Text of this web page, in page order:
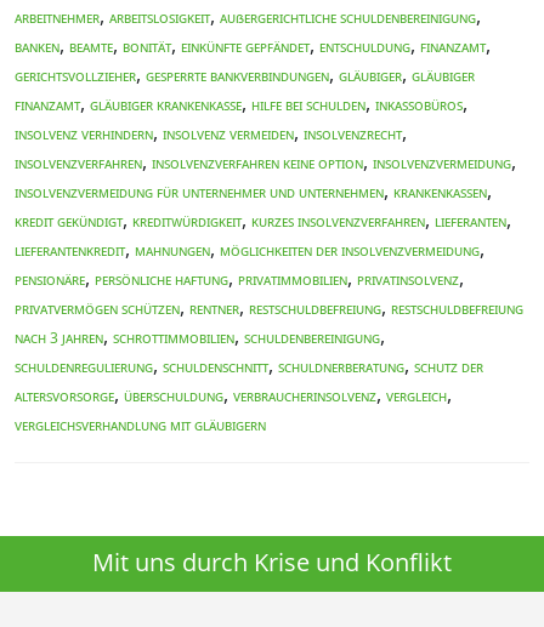
Arbeitnehmer, Arbeitslosigkeit, Außergerichtliche Schuldenbereinigung,
Banken, Beamte, Bonität, Einkünfte gepfändet, Entschuldung, Finanzamt,
Gerichtsvollzieher, gesperrte Bankverbindungen, Gläubiger, Gläubiger
Finanzamt, Gläubiger Krankenkasse, Hilfe bei Schulden, Inkassobüros,
Insolvenz verhindern, Insolvenz vermeiden, Insolvenzrecht,
Insolvenzverfahren, Insolvenzverfahren keine Option, Insolvenzvermeidung,
Insolvenzvermeidung für Unternehmer und Unternehmen, Krankenkassen,
Kredit gekündigt, Kreditwürdigkeit, kurzes Insolvenzverfahren, Lieferanten,
Lieferantenkredit, Mahnungen, Möglichkeiten der Insolvenzvermeidung,
Pensionäre, persönliche Haftung, Privatimmobilien, Privatinsolvenz,
Privatvermögen schützen, Rentner, Restschuldbefreiung, Restschuldbefreiung
nach 3 Jahren, Schrottimmobilien, Schuldenbereinigung,
Schuldenregulierung, Schuldenschnitt, Schuldnerberatung, Schutz der
Altersvorsorge, Überschuldung, Verbraucherinsolvenz, Vergleich,
Vergleichsverhandlung mit Gläubigern
Mit uns durch Krise und Konflikt